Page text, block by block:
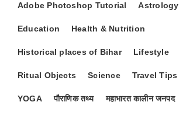
Adobe Photoshop Tutorial Astrology
Education Health & Nutrition
Historical places of Bihar Lifestyle
Ritual Objects Science Travel Tips
YOGA पौराणिक तथ्य महाभारत कालीन जनपद